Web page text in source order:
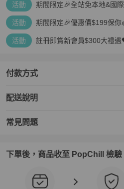
活動 期間限定🎉全站免本地&國
活動 期間限定🎉優惠價$199保你
活動 註冊即賞新會員$300大禮遇
付款方式
配送說明
常見問題
下單後，商品收至 PopChill 檢驗